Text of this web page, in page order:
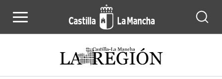
Noticias de la región de Castilla-La